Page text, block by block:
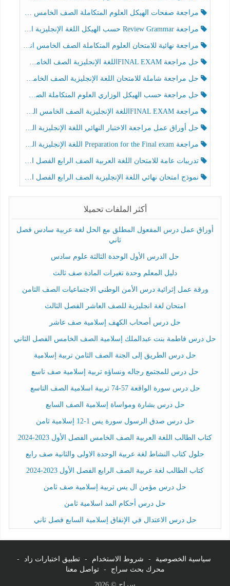
مراجعة صفحات الهيكل العلوم المتكاملة الصف الخامس انسبير الفصل الثالث
مراجعة Review Grammar حسب الهيكل اللغة الإنجليزية الصف الخامس الفصل الثالث
مراجعة نهائية للامتحان العلوم المتكاملة الصف الخامس انسبير الفصل الثالث
حل مراجعة FINAL EXAMاللغة الإنجليزية الصف الخامس الفصل الثالث
حل مراجعة شاملة للامتحان اللغة الإنجليزية الصف الخامس الفصل الثالث
حل مراجعة حسب الهيكل الوزاري العلوم المتكاملة الصف الخامس عام الفصل الثالث
مراجعة FINAL EXAMاللغة الإنجليزية الصف الخامس الفصل الثالث
حل أوراق عمل مراجعة الاختبار النهائي اللغة الإنجليزية الصف الرابع الفصل الثالث
مراجعة Preparation for the Final exam اللغة الإنجليزية الصف الرابع الفصل الثالث
تدريبات عامة للامتحان اللغة العربية الصف الرابع الفصل الثالث
نموذج امتحان نهائي اللغة الإنجليزية الصف الرابع الفصل الثالث
أكثر الملفات تحميلا
أوراق عمل درس المفعول المطلق مع الحل لغة عربية سادس فصل
ثاني
حل الدرس الأول الوحدة الثالثة علوم سادس
دليل المعلم وحدة تغيرات المادة صف ثالث
ورقة عمل إثرائية درس الأمن الوطني الاجتماعيات الصف الثامن
امتحان لغة انجليزية للصف العاشر الفصل الثالث
حل درس أصحاب الكهف إسلامية صف عاشر
حل درس فاطمة بنت عبدالملك إسلامية الصف الخامس الفصل الثاني
حل درس الطريق إلى الجنة الصف الثامن تربية إسلامية
حل درس للمجتمع رجاله ونساؤه تربية إسلامية صف تاسع
حل درس سورة الواقعة 57-74 تربية اسلامية الصف التاسع
حل درس بشارة ومواساة إسلامية الصف السابع
حل درس صدق الرسول سورة يس 1-12 إسلامية ثامن
كتاب الطالب اللغة العربية الصف الخامس الفصل الأول 2023-2024
حلول كتاب النشاط لغة عربية الوحدة الاولى والثانية صف رابع
كتاب الطالب لغة عربية الصف الرابع الفصل الأول 2023-2024
حل درس مؤمن ال يس تربية إسلامية صف ثامن
حل درس أحكام المد اسلامية ثامن
حل درس الاعتدال في الإنفاق إسلامية السابع فصل ثاني
سياسية الخصوصية - شروط الاستخدام - تطبيق اختبارات زاد
-
محرك بحث سراج
-
تواصل معنا